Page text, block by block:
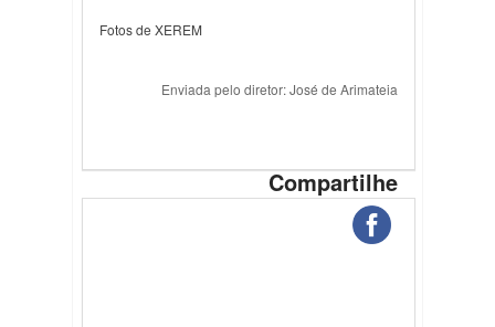
Fotos de XEREM
Enviada pelo diretor: José de Arimateia
Compartilhe